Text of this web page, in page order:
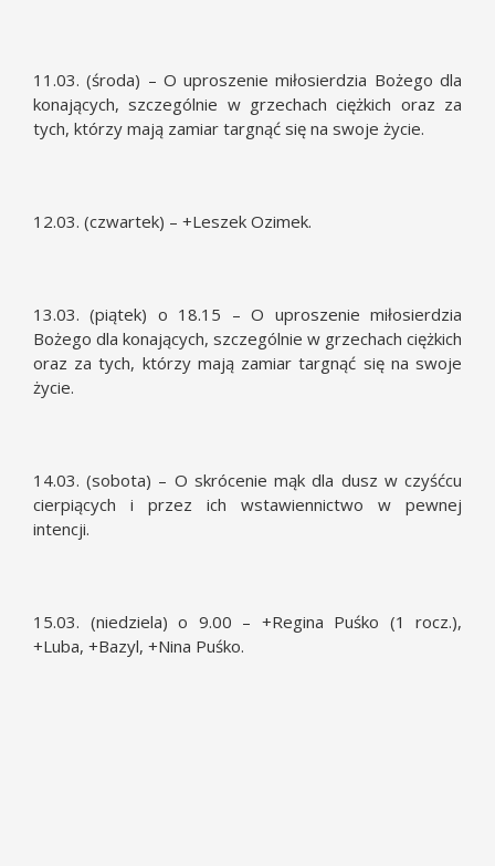
11.03. (środa) – O uproszenie miłosierdzia Bożego dla
konających, szczególnie w grzechach ciężkich oraz za
tych, którzy mają zamiar targnąć się na swoje życie.
12.03. (czwartek) – +Leszek Ozimek.
13.03. (piątek) o 18.15 – O uproszenie miłosierdzia
Bożego dla konających, szczególnie w grzechach ciężkich
oraz za tych, którzy mają zamiar targnąć się na swoje
życie.
14.03. (sobota) – O skrócenie mąk dla dusz w czyśćcu
cierpiących i przez ich wstawiennictwo w pewnej
intencji.
15.03. (niedziela) o 9.00 – +Regina Puśko (1 rocz.),
+Luba, +Bazyl, +Nina Puśko.